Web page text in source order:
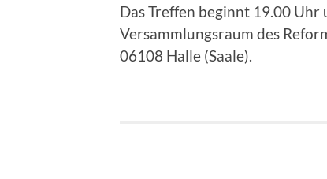
Das Treffen beginnt 19.00
Versammlungsraum des
06108 Halle (Saale).